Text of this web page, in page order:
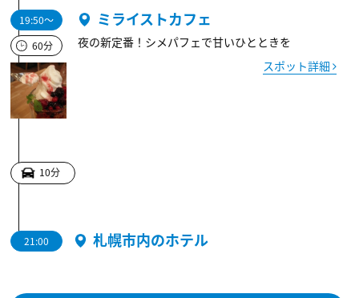
19:50～
60分
ミライストカフェ
夜の新定番！シメパフェで甘いひとときを
スポット詳細
10分
21:00 札幌市内のホテル